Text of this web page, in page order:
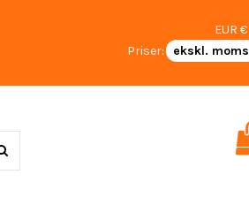
EUR €
Priser:
ekskl. moms